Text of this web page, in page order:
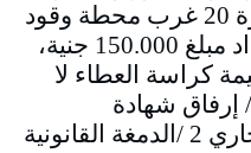
المياه بمقرها بالثورة الحارة 20 غرب محطة وقود
النيل شارع الوادي بعد سداد مبلغ 150.000 جنية،
كراسة العطاء لا
ترد وفق الشروط الاتية: 1/ إرفاق شهادة
التسجيل من المسجل التجاري 2 /الدمغة القانونية